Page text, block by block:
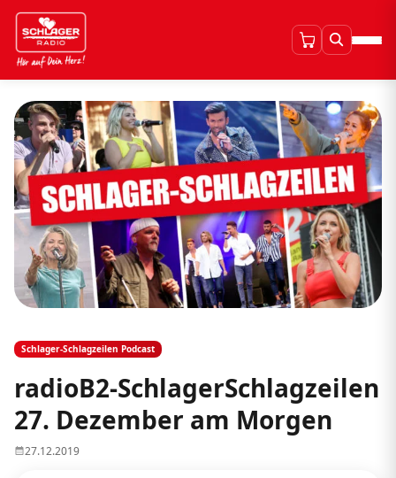
Schlager-Schlagzeilen Podcast
radioB2-SchlagerSchlagzeilen
27. Dezember am Morgen
27.12.2019